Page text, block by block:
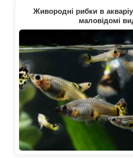
Живородні рибки в
маловідомі